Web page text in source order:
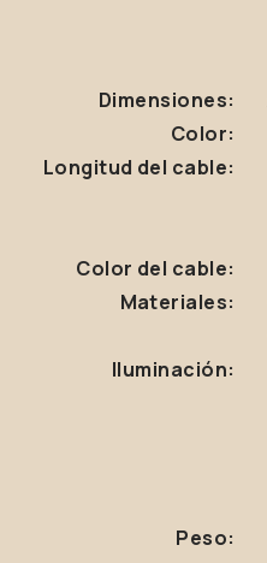
Dimensiones:
Color:
Longitud del cable:
Color del cable:
Materiales:
Iluminación:
Peso: